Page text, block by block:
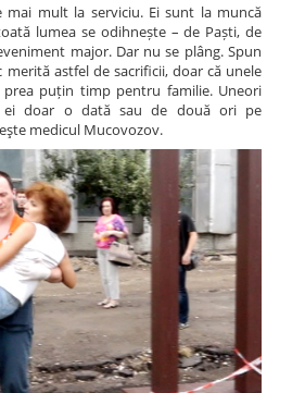
mai mult la serviciu. Ei sunt la muncă
lumea se odihnește – de Paști, de
major. Dar nu se plâng. Spun
merită astfel de sacrificii, doar că unele
prea puțin timp pentru familie. Uneori
ei doar o dată sau de două ori pe
medicul Mucovozov.